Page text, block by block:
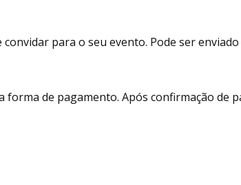
para o seu evento. Pode ser
de pagamento. Após confirmação de